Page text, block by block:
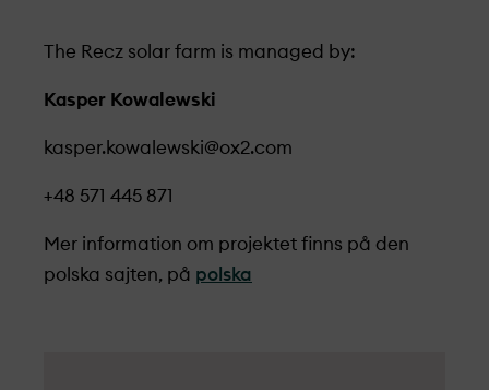
The Recz solar farm is managed by:
Kasper Kowalewski
kasper.kowalewski@ox2.com
+48 571 445 871
Mer information om projekt­et finns på den
polska sajten, på polska